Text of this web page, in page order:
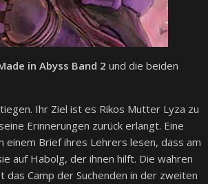
in Abyss Band 2 und die beiden
Ihr Ziel ist es Rikos Mutter Lyza zu
Erinnerungen zurück erlangt. Eine
Brief ihres Lehrers lesen, dass am
auf Habolg, der ihnen hilft. Die wahren
Camp der Suchenden in der zweiten